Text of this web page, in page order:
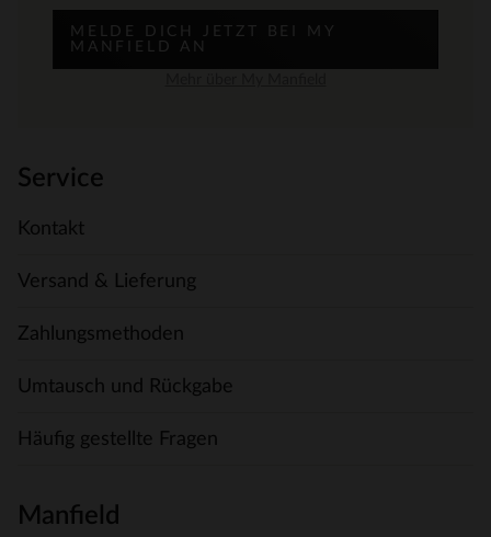
MELDE DICH JETZT BEI MY
MANFIELD AN
Service
Kontakt
Versand & Lieferung
Zahlungsmethoden
Umtausch und Rückgabe
Häufig gestellte Fragen
Manfield